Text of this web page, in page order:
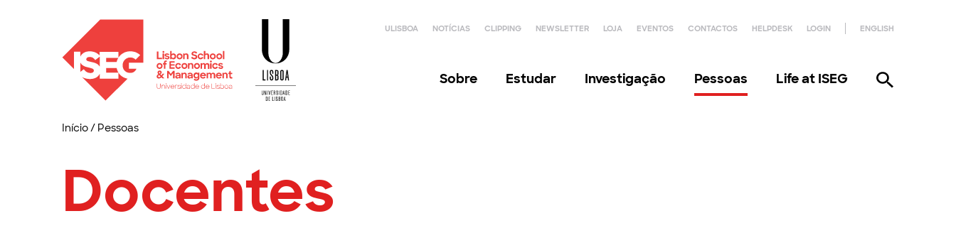
ULISBOA NOTÍCIAS CLIPPING NEWSLETTER LOJA EVENTOS CONTACTOS HELPDESK LOGIN ENGLISH
Sobre Estudar Investigação Pessoas Life at ISEG
Início/ Pessoas
Docentes